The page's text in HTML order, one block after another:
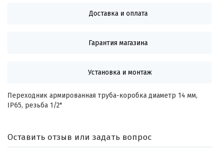
Доставка и оплата
Гарантия магазина
Установка и монтаж
Переходник армированная труба-коробка диаметр 14 мм,
IP65, резьба 1/2"
Оставить отзыв или задать вопрос